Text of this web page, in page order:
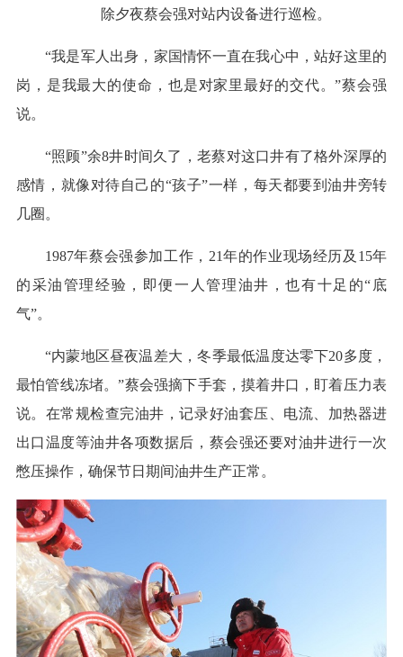
除夕夜蔡会强对站内设备进行巡检。
“我是军人出身，家国情怀一直在我心中，站好这里的
岗，是我最大的使命，也是对家里最好的交代。”蔡会强
说。
“照顾”余8井时间久了，老蔡对这口井有了格外深厚的
感情，就像对待自己的“孩子”一样，每天都要到油井旁转
几圈。
1987年蔡会强参加工作，21年的作业现场经历及15年
的采油管理经验，即便一人管理油井，也有十足的“底
气”。
“内蒙地区昼夜温差大，冬季最低温度达零下20多度，
最怕管线冻堵。”蔡会强摘下手套，摸着井口，盯着压力表
说。在常规检查完油井，记录好油套压、电流、加热器进
出口温度等油井各项数据后，蔡会强还要对油井进行一次
憋压操作，确保节日期间油井生产正常。